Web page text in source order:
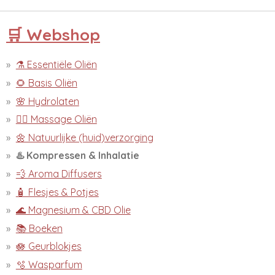
🛒 Webshop
⚗️ Essentiële Oliën
🌻 Basis Oliën
🌸 Hydrolaten
💆‍♀️ Massage Oliën
🌼 Natuurlijke (huid)verzorging
♨️ Kompressen & Inhalatie
💨 Aroma Diffusers
🧴 Flesjes & Potjes
🌊 Magnesium & CBD Olie
📚 Boeken
🪷 Geurblokjes
🫧 Wasparfum